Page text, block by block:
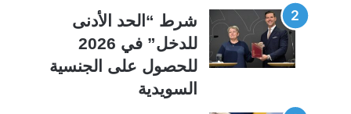
ق
ي
ة
شرط “الحد الأدنى
للدخل” في 2026
للحصول على الجنسية
السويدية